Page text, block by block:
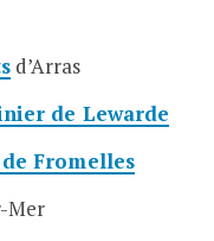
d’Arras
de Lewarde
Fromelles
Mer